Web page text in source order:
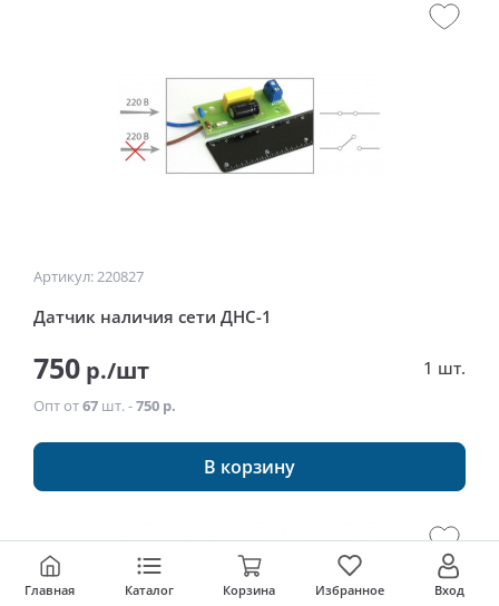
Главная Каталог Вход
Избранное
Корзина
Артикул: 220827
Датчик наличия сети ДНС-1
750 р./шт 1 шт.
Опт от67 шт. -750 р.
В корзину